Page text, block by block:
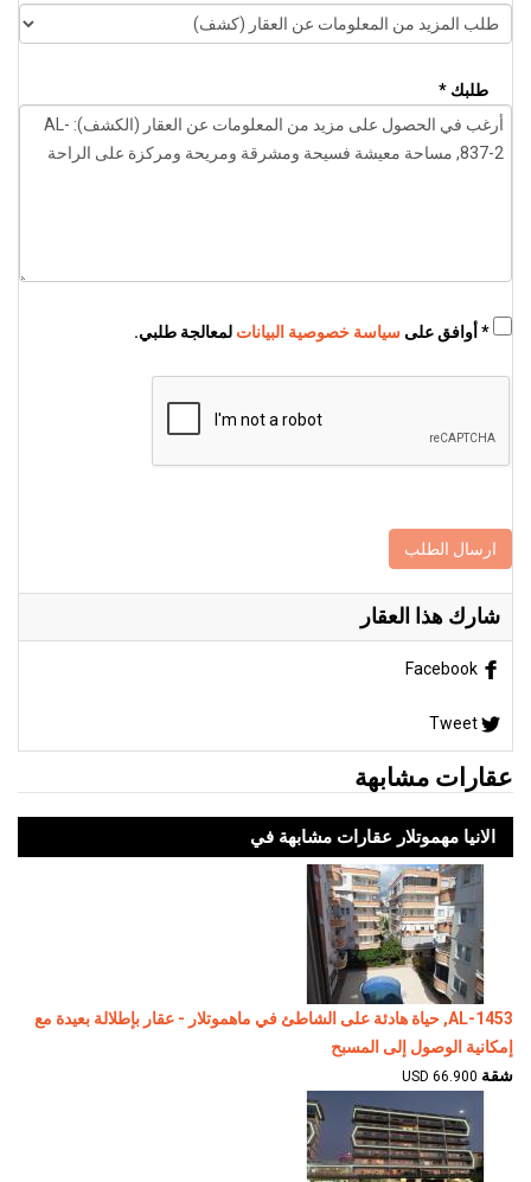
طلبك *
سياسة خصوصية البيانات لمعالجة طلبي.
ارسال الطلب
شارك هذا العقار
Facebook
Tweet
عقارات مشابهة
الانيا مهموتلار عقارات مشابهة في
AL-1453, حياة هادئة على الشاطئ في ماهموتلار - عقار بإطلالة بعيدة مع
إمكانية الوصول إلى المسبح
شقة 66.900 USD